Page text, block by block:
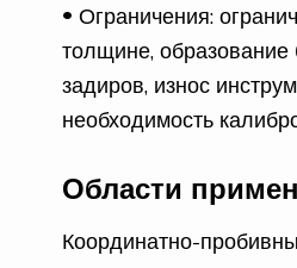
Ограничения:
толщине, образование
задиров, износ
необходимость
Области
Координатно-